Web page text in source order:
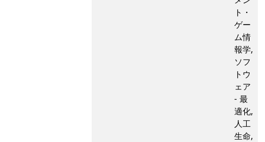
ト・
ゲー
ム情
報学,
ソフ
トウ
ェア
- 最
適化,
人工
生命,